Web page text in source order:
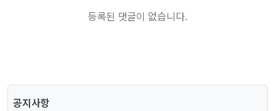
등록된 댓글이 없습니다.
공지사항